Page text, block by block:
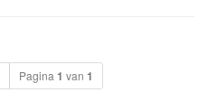
Pagina 1 van 1